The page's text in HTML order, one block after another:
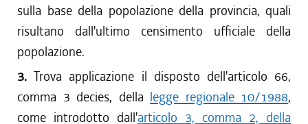
sulla base della popolazione della provincia, quali
risultano dall'ultimo censimento ufficiale della
popolazione.
3. Trova applicazione il disposto dell'articolo 66,
comma 3 decies, della legge regionale 10/1988,
come introdotto dall'articolo 3, comma 2, della